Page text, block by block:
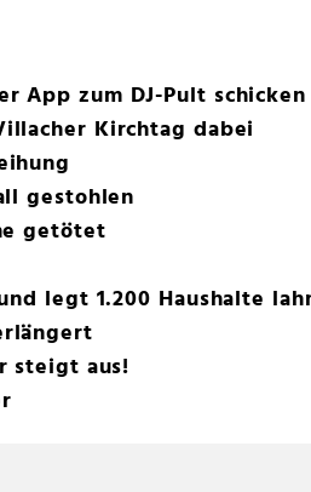
App zum DJ-Pult schicken
Kirchtag dabei
gestohlen
getötet
legt 1.200 Haushalte
steigt aus!